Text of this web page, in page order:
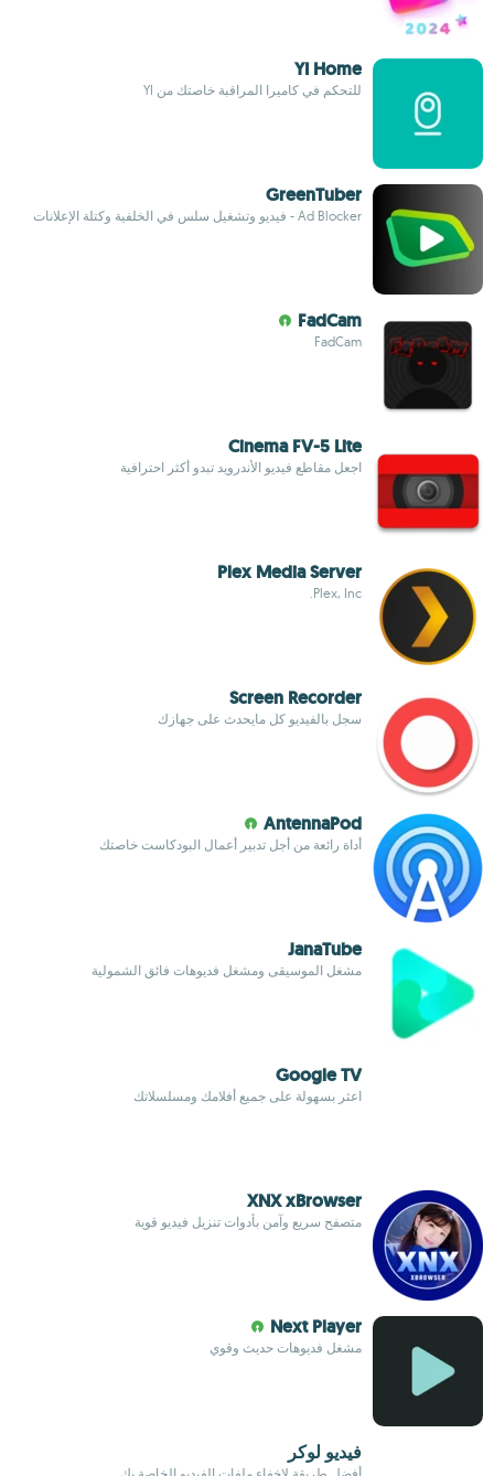
YI Home
للتحكم في كاميرا المراقبة خاصتك من YI
GreenTuber
Ad Blocker - فيديو وتشغيل سلس في الخلفية وكتلة الإعلانات
FadCam
FadCam
Cinema FV-5 Lite
اجعل مقاطع فيديو الأندرويد تبدو أكثر احترافية
Plex Media Server
Plex, Inc.
Screen Recorder
سجل بالفيديو كل مايحدث على جهازك
AntennaPod
أداة رائعة من أجل تدبير أعمال البودكاست خاصتك
JanaTube‎
مشغل الموسيقى ومشغل فديوهات فائق الشمولية
Google TV
اعثر بسهولة على جميع أفلامك ومسلسلاتك
XNX xBrowser
متصفح سريع وآمن بأدوات تنزيل فيديو قوية
Next Player
مشغل فديوهات حديث وقوي
فيديو لوكر